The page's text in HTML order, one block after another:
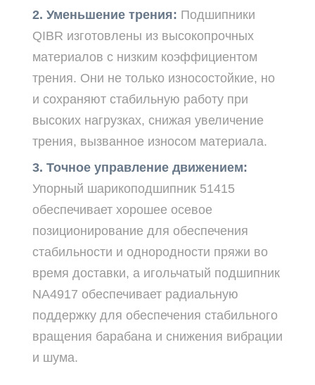
2. Уменьшение трения: Подшипники
QIBR изготовлены из высокопрочных
материалов с низким коэффициентом
трения. Они не только износостойкие, но
и сохраняют стабильную работу при
высоких нагрузках, снижая увеличение
трения, вызванное износом материала.
3. Точное управление движением:
Упорный шарикоподшипник 51415
обеспечивает хорошее осевое
позиционирование для обеспечения
стабильности и однородности пряжи во
время доставки, а игольчатый подшипник
NA4917 обеспечивает радиальную
поддержку для обеспечения стабильного
вращения барабана и снижения вибрации
и шума.